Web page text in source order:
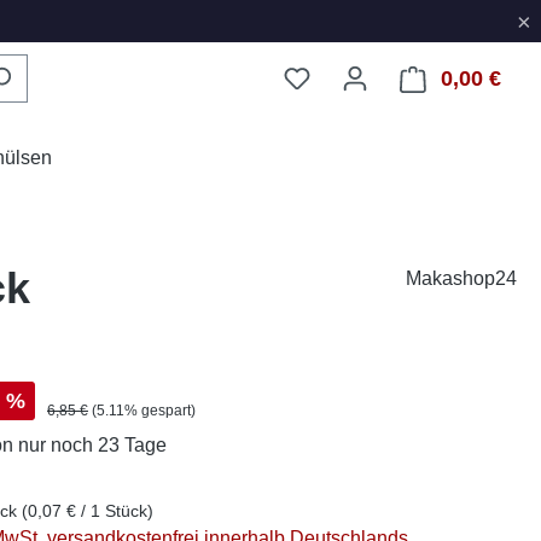
×
0,00 €
Makashop24
% Regulärer Preis:
6,85 € (5.11% gespart)
nur noch 23 Tage
(0,07 € / 1 Stück)